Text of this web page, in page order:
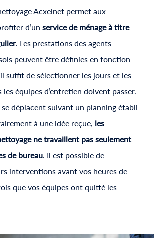
Acxelnet permet aux
d’unservice de ménage à titre
. Les prestations des agents
peuvent être définies en fonction
suffit de sélectionner les jours et les
les équipes d’entretien doivent passer.
se déplacent suivant un planning établi
à une idée reçue, les
ne travaillent pas seulement
de bureau. Il est possible de
interventions avant vos heures de
que vos équipes ont quitté les